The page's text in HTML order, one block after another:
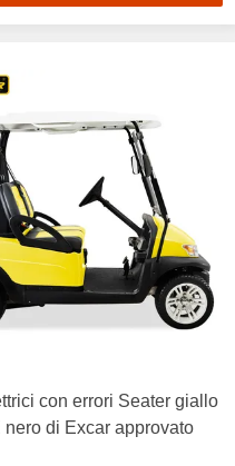
con errori Seater giallo
nero di Excar approvato